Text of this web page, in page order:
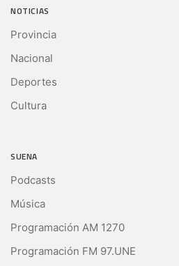
NOTICIAS
Provincia
Nacional
Deportes
Cultura
SUENA
Podcasts
Música
Programación AM 1270
Programación FM 97.UNE